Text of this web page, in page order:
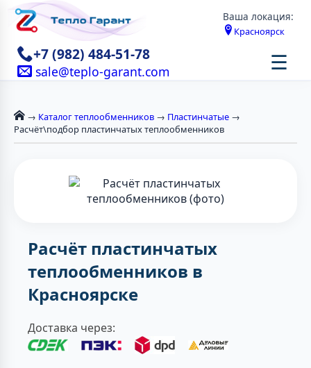
Ваша локация:
Красноярск
+7 (982) 484-51-78
sale@teplo-garant.com ☰
→ Каталог теплообменников → Пластинчатые →
Расчёт\подбор пластинчатых теплообменников
Расчёт пластинчатых
теплообменников в
Красноярске
Доставка через: